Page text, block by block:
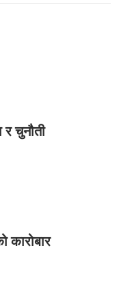
चुनौती
कारोबार